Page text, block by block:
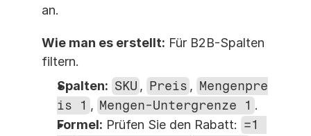
an.
Wie man es erstellt: Für B2B-Spalten
filtern.
Spalten: SKU , Preis , Mengenpre
is 1 , Mengen-Untergrenze 1 .
Formel: Prüfen Sie den Rabatt: =1